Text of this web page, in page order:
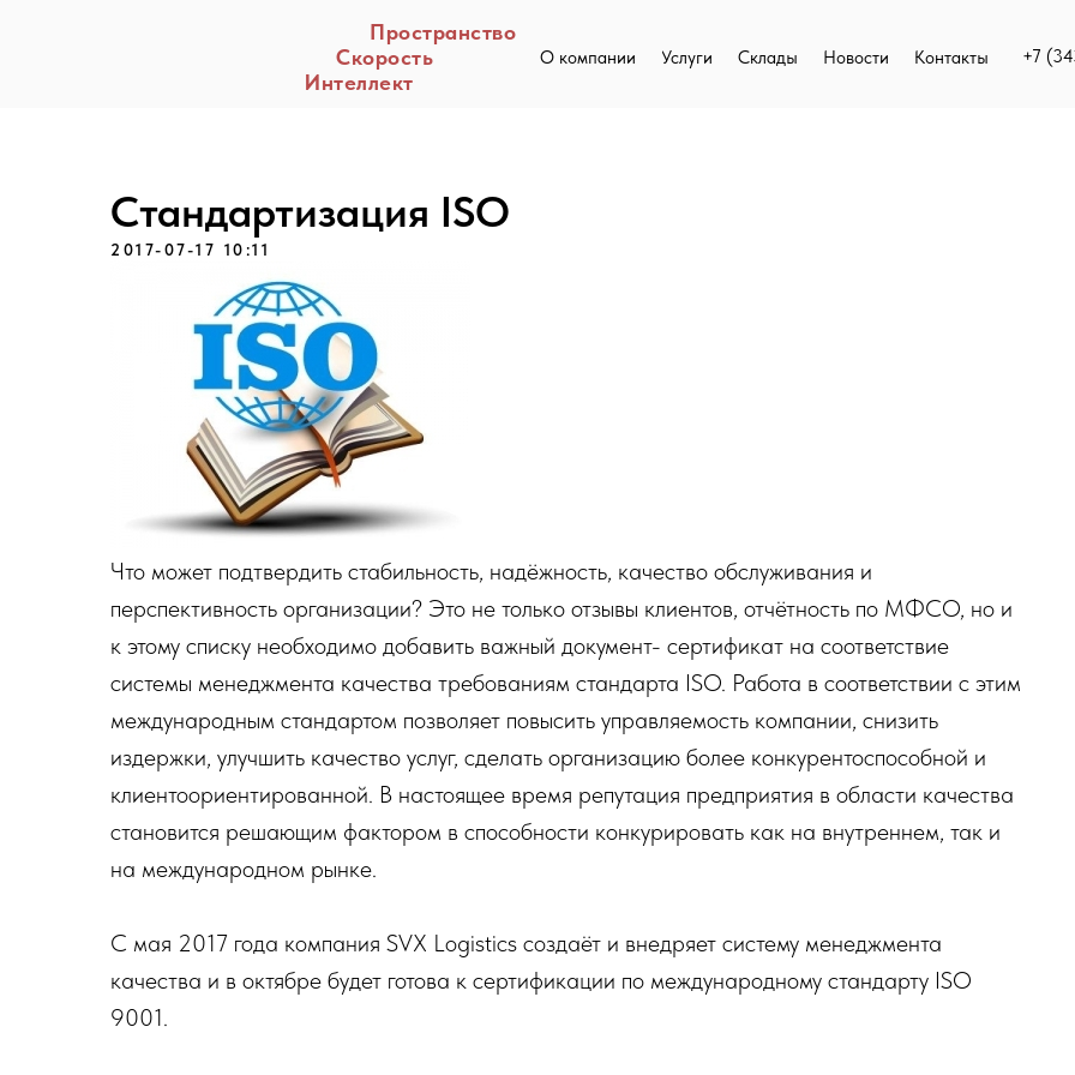
Контакты
Новости
Склады
Услуги
О компании +7
Интеллект
Скорость
Пространство
Контакты
Новости
Склады
Услуги
О компании +7
Стандартизация ISO
2017-07-17 10:11
Что может подтвердить стабильность, надёжность, качество обслуживания и
перспективность организации? Это не только отзывы клиентов, отчётность по МФСО, но и
к этому списку необходимо добавить важный документ- сертификат на соответствие
системы менеджмента качества требованиям стандарта ISO. Работа в соответствии с этим
международным стандартом позволяет повысить управляемость компании, снизить
издержки, улучшить качество услуг, сделать организацию более конкурентоспособной и
клиентоориентированной. В настоящее время репутация предприятия в области качества
становится решающим фактором в способности конкурировать как на внутреннем, так и
на международном рынке.
С мая 2017 года компания SVX Logistics создаёт и внедряет систему менеджмента
качества и в октябре будет готова к сертификации по международному стандарту ISO
9001.